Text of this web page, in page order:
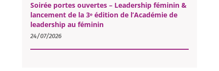
Soirée portes ouvertes – Leadership féminin &
lancement de la 3ᵉ édition de l’Académie de
leadership au féminin
24/07/2026